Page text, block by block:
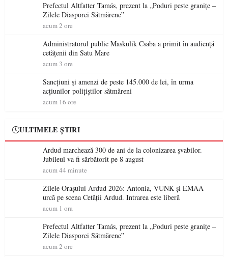
Prefectul Altfatter Tamás, prezent la „Poduri peste granițe –
Zilele Diasporei Sătmărene”
acum 2 ore
Administratorul public Maskulik Csaba a primit în audiență
cetățenii din Satu Mare
acum 3 ore
Sancțiuni și amenzi de peste 145.000 de lei, în urma
acțiunilor polițiștilor sătmăreni
acum 16 ore
ULTIMELE ȘTIRI
Ardud marchează 300 de ani de la colonizarea șvabilor.
Jubileul va fi sărbătorit pe 8 august
acum 44 minute
Zilele Orașului Ardud 2026: Antonia, VUNK și EMAA
urcă pe scena Cetății Ardud. Intrarea este liberă
acum 1 ora
Prefectul Altfatter Tamás, prezent la „Poduri peste granițe –
Zilele Diasporei Sătmărene”
acum 2 ore